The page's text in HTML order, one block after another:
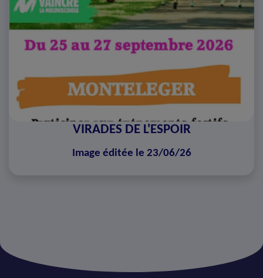
VIRADES DE L'ESPOIR
Image éditée le 23/06/26